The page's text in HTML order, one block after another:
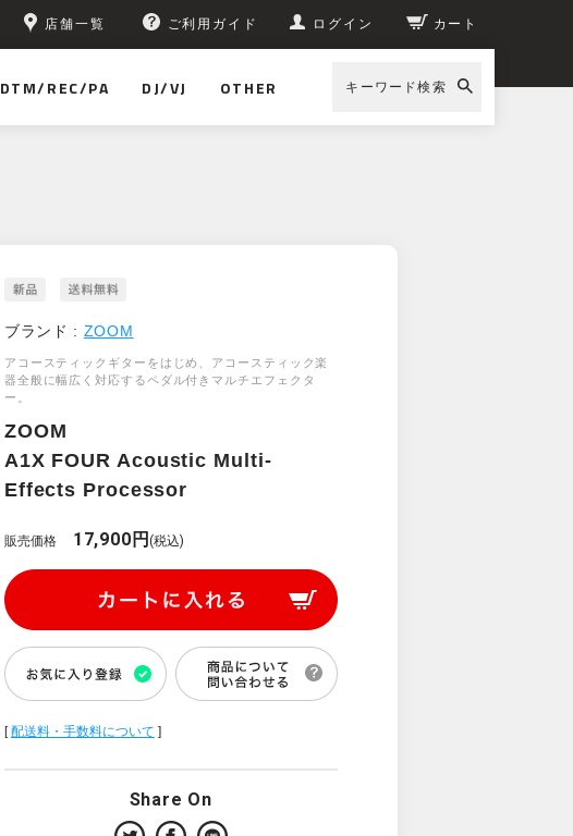
店舗一覧 ご利用ガイド ログイン カート
DTM/REC/PA DJ/VJ OTHER キーワード検索
ブランド : ZOOM
アコースティックギターをはじめ、アコースティック楽
器全般に幅広く対応するペダル付きマルチエフェクタ
ー。
ZOOM
A1X FOUR Acoustic Multi-
Effects Processor
販売価格 17,900円(税込)
[配送料・手数料について ]
Share On